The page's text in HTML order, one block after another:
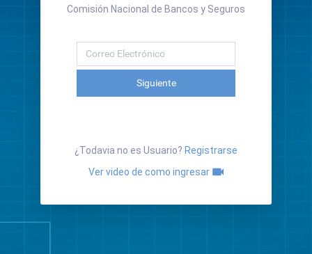
Comisión Nacional de Bancos y Seguros
Siguiente
¿Todavia no es Usuario? Registrarse
Ver video de como ingresar